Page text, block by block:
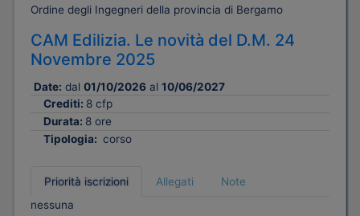
Ordine degli Ingegneri della provincia di Bergamo
CAM Edilizia. Le novità del D.M. 24
Novembre 2025
Date: dal 01/10/2026 al 10/06/2027
Crediti: 8 cfp
Durata: 8 ore
Tipologia: corso
Priorità iscrizioni Allegati
Note
nessuna